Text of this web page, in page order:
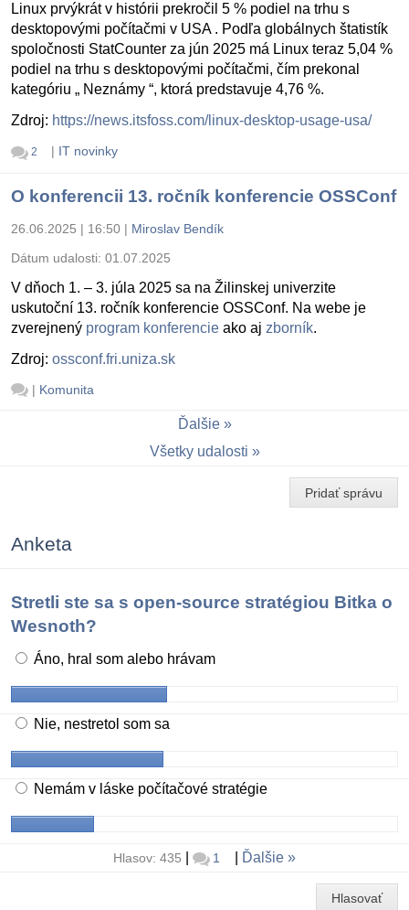
Linux prvýkrát v histórii prekročil 5 % podiel na trhu s
desktopovými počítačmi v USA . Podľa globálnych štatistík
spoločnosti StatCounter za jún 2025 má Linux teraz 5,04 %
podiel na trhu s desktopovými počítačmi, čím prekonal
kategóriu „ Neznámy “, ktorá predstavuje 4,76 %.
Zdroj: https://news.itsfoss.com/linux-desktop-usage-usa/
2 | IT novinky
O konferencii 13. ročník konferencie OSSConf
26.06.2025 | 16:50 | Miroslav Bendík
Dátum udalosti: 01.07.2025
V dňoch 1. – 3. júla 2025 sa na Žilinskej univerzite
uskutoční 13. ročník konferencie OSSConf. Na webe je
zverejnený program konferencie ako aj zborník.
Zdroj: ossconf.fri.uniza.sk
| Komunita
Ďalšie
Všetky udalosti
Pridať správu
Anketa
Stretli ste sa s open-source stratégiou Bitka o
Wesnoth?
Áno, hral som alebo hrávam
Nie, nestretol som sa
Nemám v láske počítačové stratégie
Hlasov: 435 1 Ďalšie
Hlasovať